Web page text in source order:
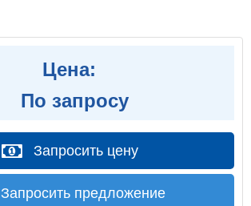
Цена:
По запросу
Запросить цену
Запросить предложение